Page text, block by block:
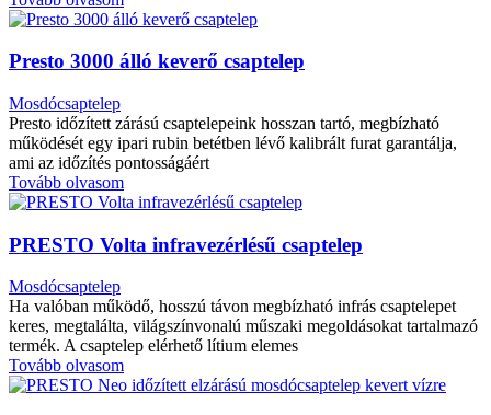
Presto 3000 álló keverő csaptelep
Mosdócsaptelep
Presto időzített zárású csaptelepeink hosszan tartó, megbízható
működését egy ipari rubin betétben lévő kalibrált furat garantálja,
ami az időzítés pontosságáért
Tovább olvasom
PRESTO Volta infravezérlésű csaptelep
Mosdócsaptelep
Ha valóban működő, hosszú távon megbízható infrás csaptelepet
keres, megtalálta, világszínvonalú műszaki megoldásokat tartalmazó
termék. A csaptelep elérhető lítium elemes
Tovább olvasom